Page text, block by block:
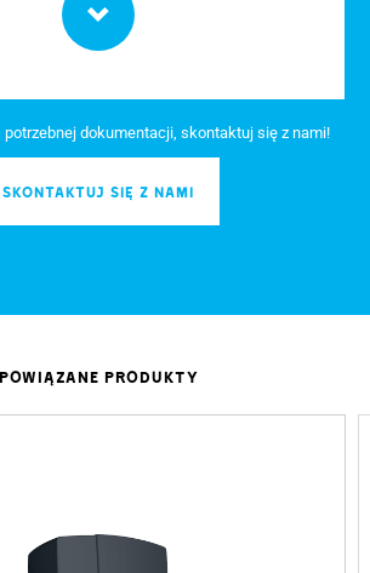
potrzebnej dokumentacji, skontaktuj się z nami!
SKONTAKTUJ SIĘ Z NAMI
POWIĄZANE PRODUKTY